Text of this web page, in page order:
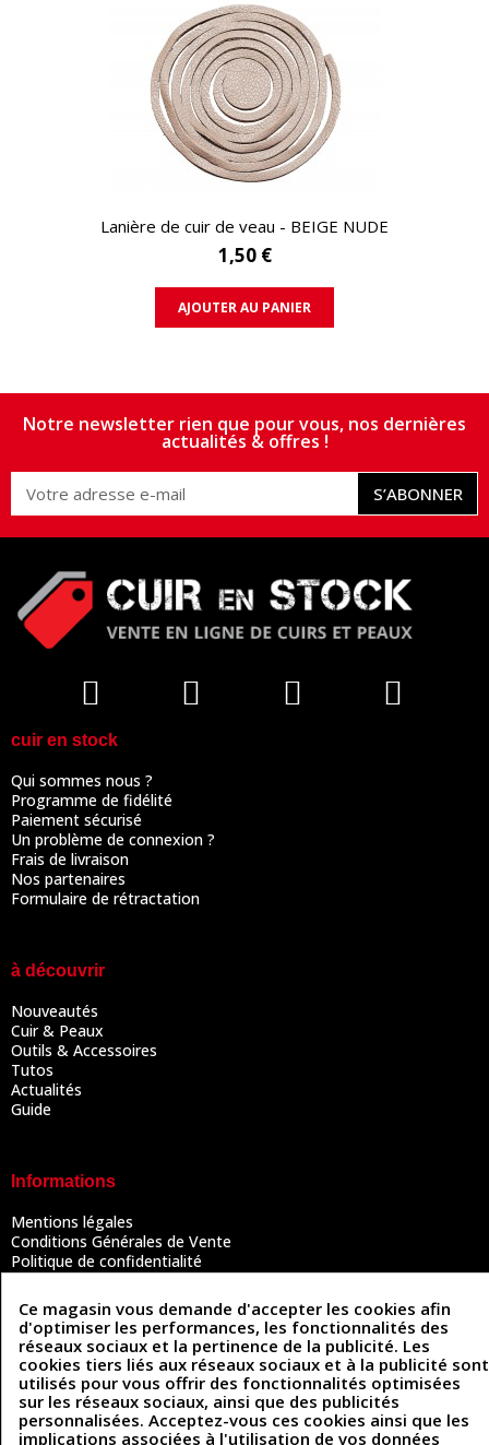
APERÇU RAPIDE
Lanière de cuir de veau - BEIGE NUDE
1,50 €
AJOUTER AU PANIER
Notre newsletter rien que pour vous, nos dernières
actualités & offres !
S’ABONNER
cuir en stock
Qui sommes nous ?
Programme de fidélité
Paiement sécurisé
Un problème de connexion ?
Frais de livraison
Nos partenaires
Formulaire de rétractation
à découvrir
Nouveautés
Cuir & Peaux
Outils & Accessoires
Tutos
Actualités
Guide
Informations
Mentions légales
Conditions Générales de Vente
Politique de confidentialité
Politique des cookies
Contactez-nous
Coordonnées
493 Chemin de Catougnac
81300 Graulhet
05 63 34 51 88
Ce magasin vous demande d'accepter les cookies afin
d'optimiser les performances, les fonctionnalités des
réseaux sociaux et la pertinence de la publicité. Les
cookies tiers liés aux réseaux sociaux et à la publicité sont
utilisés pour vous offrir des fonctionnalités optimisées
sur les réseaux sociaux, ainsi que des publicités
personnalisées. Acceptez-vous ces cookies ainsi que les
implications associées à l'utilisation de vos données